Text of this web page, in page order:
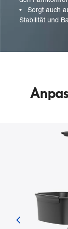
•
Sorgt auch
Stabilität und